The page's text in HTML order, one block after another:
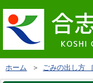
ホーム ＞ ごみの出し方